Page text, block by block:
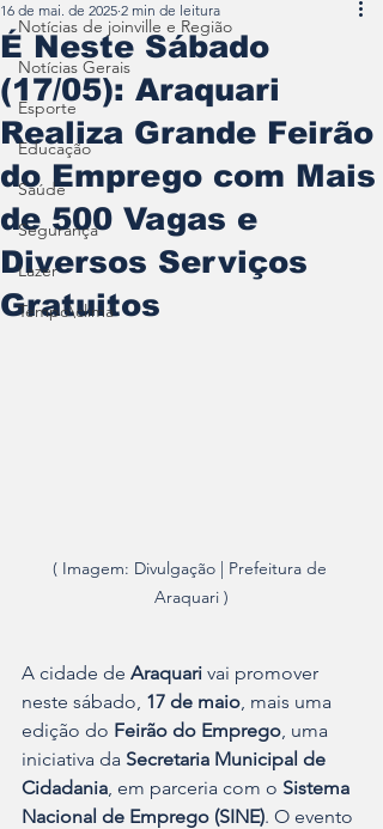
Notícias de joinville e Região
Notícias Gerais
Esporte
Educação
Saúde
Segurança
Lazer
Tempo\clima
É Neste Sábado
(17/05): Araquari
Realiza Grande Feirão
do Emprego com Mais
de 500 Vagas e
Diversos Serviços
Gratuitos
16 de mai. de 2025 2 min de leitura
( Imagem: Divulgação | Prefeitura de
Araquari )
A cidade de Araquari vai promover
neste sábado, 17 de maio , mais uma
edição do Feirão do Emprego , uma
iniciativa da Secretaria Municipal de
Cidadania , em parceria com o Sistema
Nacional de Emprego (SINE). O evento